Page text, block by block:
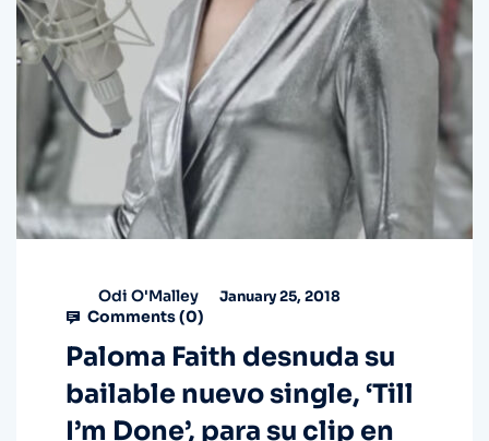
Odi O'Malley January 25, 2018
Comments (0)
Paloma Faith desnuda su
bailable nuevo single, ‘Till
I’m Done’, para su clip en